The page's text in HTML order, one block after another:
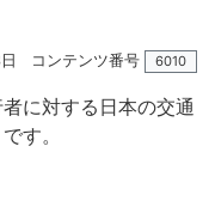
コンテンツ番号 6010
に対する日本の交通
す。